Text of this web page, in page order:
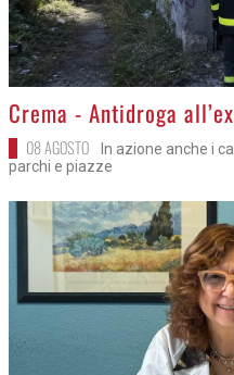
>
Crema - Antidroga
08 AGOSTO
In azione anche i
parchi e piazze